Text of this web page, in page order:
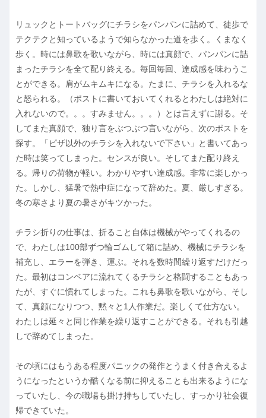
リュックとトートバッグにチラシをパンパンに詰めて、徒歩で
テクテクと知っているようで知らなかった道を歩く。くまなく
歩く。時には鼻歌を歌いながら、時には真顔で、パンパンに詰
まったチラシを全て配り終える。毎回毎回、達成感を味わうこ
とができる。肩がムキムキになる。たまに、チラシを入れるな
と怒られる。（ポストに書いておいてくれるとわたしは絶対に
入れないので。。。すみません。。。）とは言えずに謝る。そ
してまた真顔で、独り言をぶつぶつ言いながら、次のポストを
探す。「ピザ以外のチラシを入れないで下さい」と書いてあっ
た時は笑ってしまった。センスが良い。そしてまた配り終え
る。帰りの荷物が軽い。わかりやすい達成感。非常に楽しかっ
た。しかし、猛暑で熱中症になって辞めた。夏、厳しすぎる。
冬の寒さより夏の暑さがキツかった。
チラシ折りの仕事は、折ること自体は機械がやってくれるの
で、わたしは100部ずつ輪ゴムして箱に詰め、機械にチラシを
補充し、エラーを弾き、運ぶ。それを数時間繰り返すだけだっ
た。最初はコンベアに流れてくるチラシと格闘することもあっ
たが、すぐに慣れてしまった。これも鼻歌を歌いながら、そし
て、真顔になりつつ、黙々と1人作業だ。楽しくて仕方ない。
わたしは延々と同じ作業を繰り返すことができる。それも引越
しで辞めてしまった。
その頃にはもうある程度パニックの発作とうまく付き合えるよ
うになったというか酷くなる前に抑えることも出来るようにな
っていたし、今の職場も掛け持ちしていたし、すっかり社会復
帰できていた。